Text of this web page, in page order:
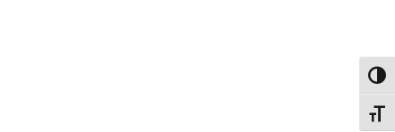
הפעל/כבה ניגודיות גבוהה
מתג גודל גופן